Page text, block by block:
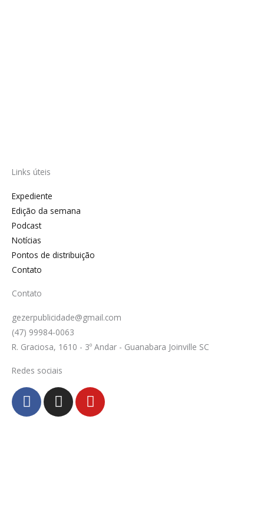
Links úteis
Expediente
Edição da semana
Podcast
Notícias
Pontos de distribuição
Contato
Contato
gezerpublicidade@gmail.com
(47) 99984-0063
R. Graciosa, 1610 - 3º Andar - Guanabara Joinville SC
Redes sociais
F
a
c
I
n
s
Y
o
u